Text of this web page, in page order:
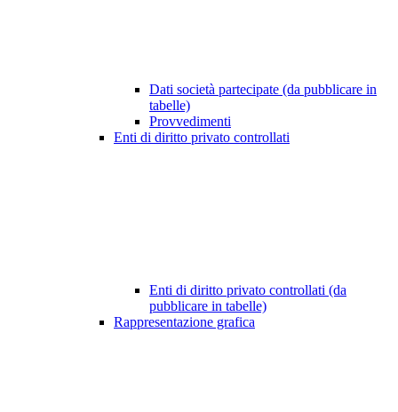
Dati società partecipate (da pubblicare in
tabelle)
Provvedimenti
Enti di diritto privato controllati
Enti di diritto privato controllati (da
pubblicare in tabelle)
Rappresentazione grafica